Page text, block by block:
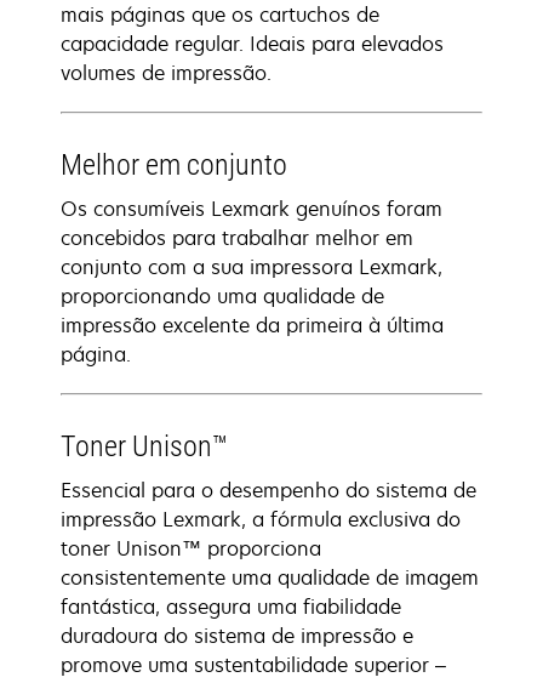
mais páginas que os cartuchos de
capacidade regular. Ideais para elevados
volumes de impressão.
Melhor em conjunto
Os consumíveis Lexmark genuínos foram
concebidos para trabalhar melhor em
conjunto com a sua impressora Lexmark,
proporcionando uma qualidade de
impressão excelente da primeira à última
página.
Toner Unison™
Essencial para o desempenho do sistema de
impressão Lexmark, a fórmula exclusiva do
toner Unison™ proporciona
consistentemente uma qualidade de imagem
fantástica, assegura uma fiabilidade
duradoura do sistema de impressão e
promove uma sustentabilidade superior –